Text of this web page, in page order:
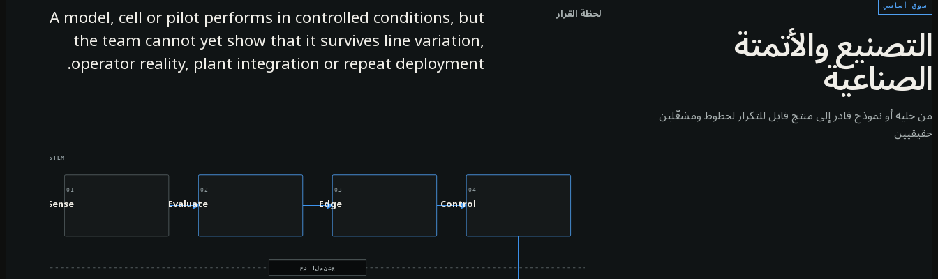
سوق أساسي
التصنيع والأتمتة
الصناعية
من خلية أو نموذج قادر إلى منتج قابل للتكرار لخطوط ومشغّلين
حقيقيين
لحظة القرار A model, cell or pilot performs in controlled conditions, but
the team cannot yet show that it survives line variation,
operator reality, plant integration or repeat deployment.
RUNTIME SYSTEM
حد المنتج
01
Sense
02
Evaluate
03
Edge
04
Control